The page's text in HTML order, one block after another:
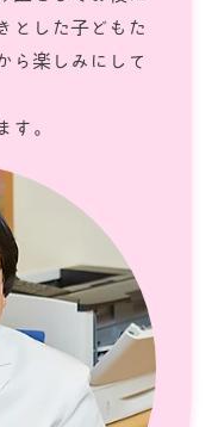
とした子どもた
ら楽しみにして
す。